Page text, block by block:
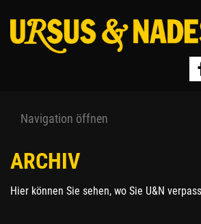
Navigation öffnen
ARCHIV
Hier können Sie sehen, wo Sie U&N